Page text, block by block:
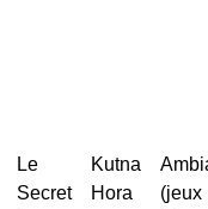
Le
Secret
Kutna
Hora
(jeux